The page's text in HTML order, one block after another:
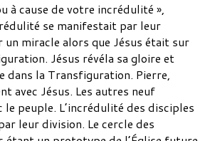
à cause de votre incrédulité »,
se manifestait par leur
miracle alors que Jésus était sur
Jésus révéla sa gloire et
dans la Transfiguration. Pierre,
avec Jésus. Les autres neuf
peuple. L’incrédulité des disciples
leur division. Le cercle des